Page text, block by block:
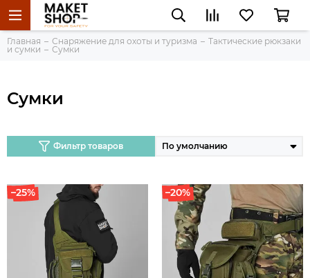
Главная Снаряжение для охоты и туризма
Тактические рюкзаки
и сумки
Сумки
Сумки
Фильтр товаров
–25% –20%